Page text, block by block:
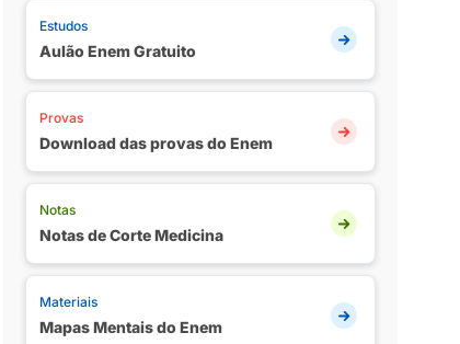
Estudos
Aulão Enem Gratuito
Provas
Download das provas do Enem
Notas
Notas de Corte Medicina
Materiais
Mapas Mentais do Enem